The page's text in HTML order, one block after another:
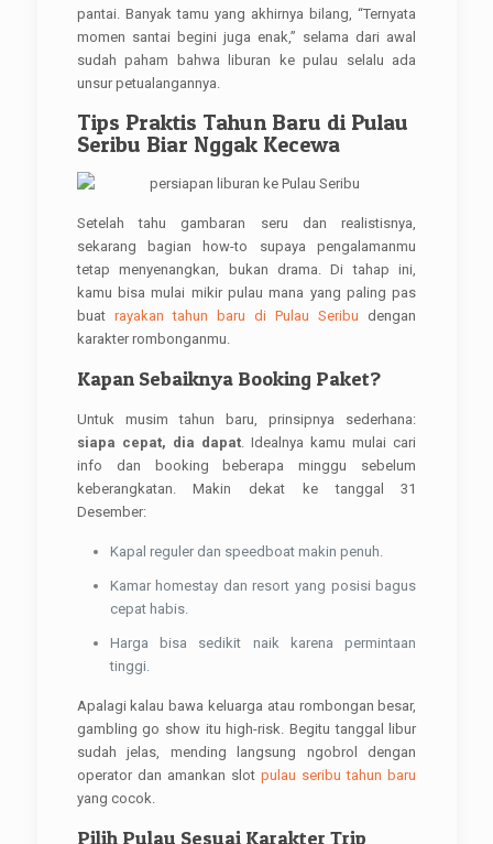
pantai. Banyak tamu yang akhirnya bilang, “Ternyata
momen santai begini juga enak,” selama dari awal
sudah paham bahwa liburan ke pulau selalu ada
unsur petualangannya.
Tips Praktis Tahun Baru di Pulau
Seribu Biar Nggak Kecewa
Setelah tahu gambaran seru dan realistisnya,
sekarang bagian how-to supaya pengalamanmu
tetap menyenangkan, bukan drama. Di tahap ini,
kamu bisa mulai mikir pulau mana yang paling pas
buat rayakan tahun baru di Pulau Seribu dengan
karakter rombonganmu.
Kapan Sebaiknya Booking Paket?
Untuk musim tahun baru, prinsipnya sederhana:
siapa cepat, dia dapat. Idealnya kamu mulai cari
info dan booking beberapa minggu sebelum
keberangkatan. Makin dekat ke tanggal 31
Desember:
Kapal reguler dan speedboat makin penuh.
Kamar homestay dan resort yang posisi bagus
cepat habis.
Harga bisa sedikit naik karena permintaan
tinggi.
Apalagi kalau bawa keluarga atau rombongan besar,
gambling go show itu high-risk. Begitu tanggal libur
sudah jelas, mending langsung ngobrol dengan
operator dan amankan slotpulau seribu tahun baru
yang cocok.
Pilih Pulau Sesuai Karakter Trip